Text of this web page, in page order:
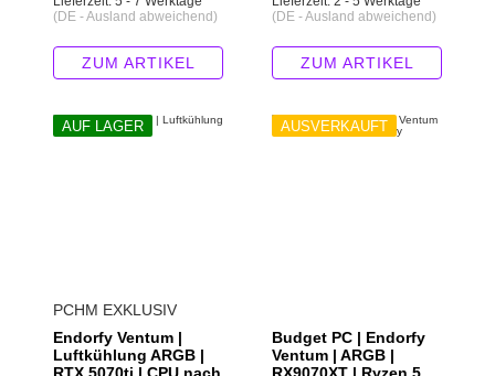
(DE - Ausland abweichend)
ZUM ARTIKEL
(DE - Ausland abweichend)
ZUM ARTIKEL
AUF LAGER
PCHM EXKLUSIV
Endorfy Ventum |
Luftkühlung ARGB |
AUSVERKAUFT
Budget PC | Endorfy
Ventum | ARGB |